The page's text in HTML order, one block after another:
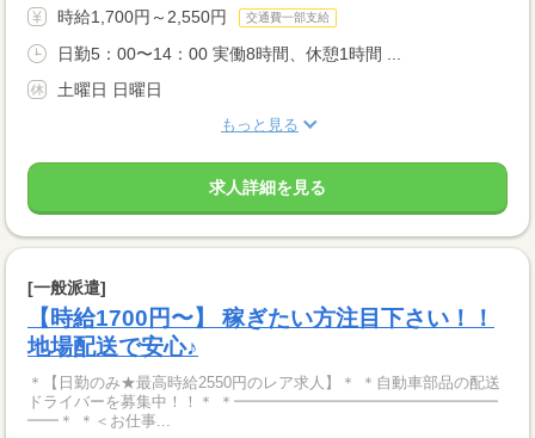
時給1,700円～2,550円 交通費一部支給
日勤5：00〜14：00 実働8時間、休憩1時間 ...
土曜日 日曜日
もっと見る
求人詳細を見る
[一般派遣]
【時給1700円〜】 稼ぎたい方注目下さい！！
地場配送で安心♪
＊【日勤のみ★最高時給2550円のレア求人】＊ ＊自動車部品の配送
ドライバーを募集中！！＊ ＊━━━━━━━━━━━━━━━━━
━━＊ ＊＜お仕事...